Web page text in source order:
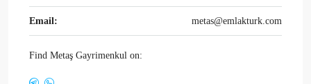
Email: metas@emlakturk.com
Find Metaş Gayrimenkul on: